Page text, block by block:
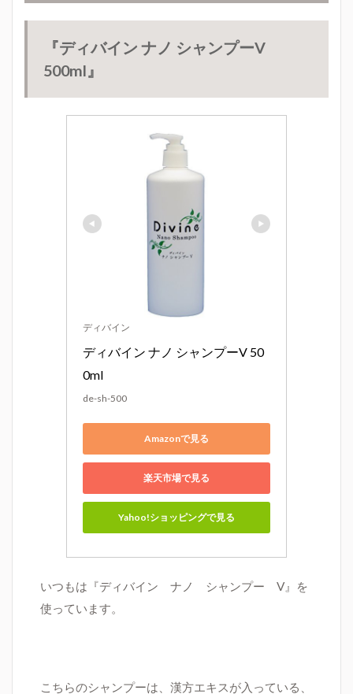
『ディバイン ナノ シャンプーV
500ml 』
ディバイン
ディバイン ナノ シャンプーV 50
0ml
de-sh-500
Amazonで見る
楽天市場で見る
Yahoo!ショッピングで見る
いつもは『ディバイン ナノ シャンプー V』を
使っています。
こちらのシャンプーは、漢方エキスが入っている、